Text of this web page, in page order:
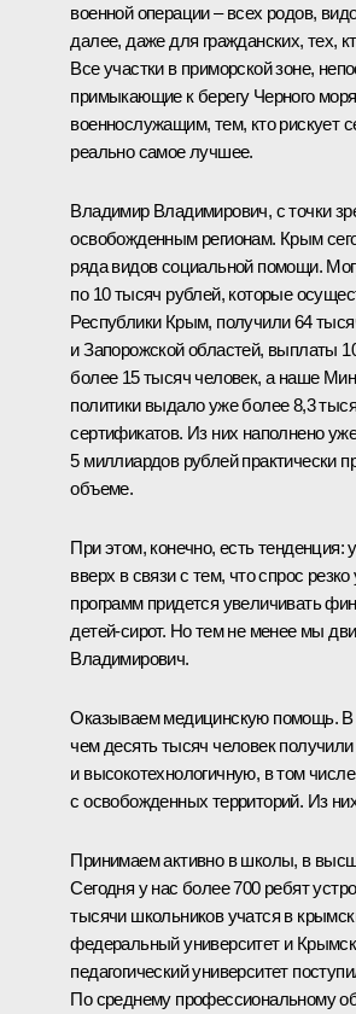
военной операции – всех родов,
далее, даже для гражданских, тех,
Все участки в приморской зоне,
примыкающие к берегу Черного
военнослужащим, тем, кто рискует
реально самое лучшее.
Владимир Владимирович, с точки
освобожденным регионам. Крым
ряда видов социальной помощи.
по 10 тысяч рублей, которые
Республики Крым, получили 64
и Запорожской областей, выплаты
более 15 тысяч человек, а наше
политики выдало уже более 8,3
сертификатов. Из них наполнено
5 миллиардов рублей практически
объеме.
При этом, конечно, есть тенденция:
вверх в связи с тем, что спрос
программ придется увеличивать
детей-сирот. Но тем не менее мы
Владимирович.
Оказываем медицинскую помощь. В
чем десять тысяч человек
и высокотехнологичную, в том
с освобожденных территорий. Из
Принимаем активно в школы, в
Сегодня у нас более 700 ребят
тысячи школьников учатся в
федеральный университет и
педагогический университет
По среднему профессиональному